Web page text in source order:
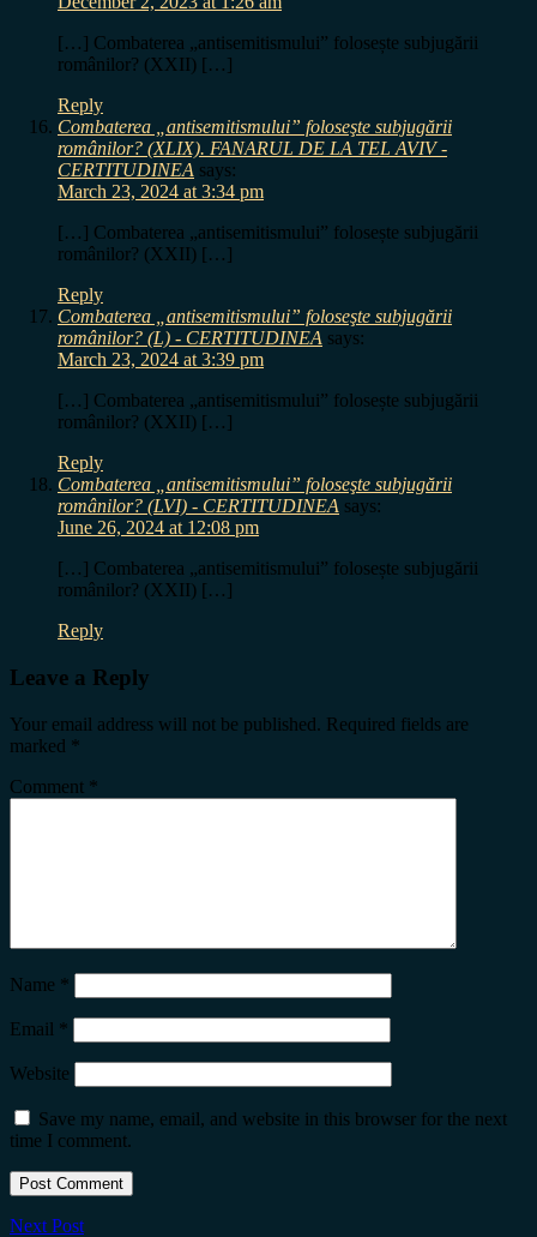
[…] Combaterea „antisemitismului” folosește subjugării
românilor? (XXII) […]
Reply
Combaterea „antisemitismului” foloseşte subjugării
românilor? (XLIX). FANARUL DE LA TEL AVIV -
CERTITUDINEA says:
March 23, 2024 at 3:34 pm
[…] Combaterea „antisemitismului” folosește subjugării
românilor? (XXII) […]
Reply
Combaterea „antisemitismului” foloseşte subjugării
românilor? (L) - CERTITUDINEA says:
March 23, 2024 at 3:39 pm
[…] Combaterea „antisemitismului” folosește subjugării
românilor? (XXII) […]
Reply
Combaterea „antisemitismului” foloseşte subjugării
românilor? (LVI) - CERTITUDINEA says:
June 26, 2024 at 12:08 pm
[…] Combaterea „antisemitismului” folosește subjugării
românilor? (XXII) […]
Reply
Leave a Reply
Your email address will not be published. Required fields are
marked *
Comment *
Name *
Email *
Website
Save my name, email, and website in this browser for the next
time I comment.
Next Post